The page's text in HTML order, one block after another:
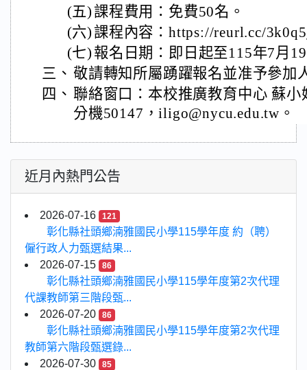
(五)課程費用：免費50名。
(六)課程內容：https://reurl.cc/
(七) 報名日期：即日起至115年7月
三、 敬請轉知所屬踴躍報名並准予參加
四、 聯絡窗口：本校推廣教育中心 蘇
分機50147，iligo@nycu.edu.tw。
近月內熱門公告
2026-07-16 121
彰化縣社頭鄉湳雅國民小學115學年度 約（聘）
僱行政人力甄選結果...
2026-07-15
86
彰化縣社頭鄉湳雅國民小學115學年度第2次代理
代課教師第三階段甄...
2026-07-20
86
彰化縣社頭鄉湳雅國民小學115學年度第2次代理
教師第六階段甄選錄...
2026-07-30
85